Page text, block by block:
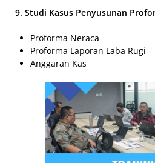
9. Studi Kasus Penyusunan
Proforma Neraca
Proforma Laporan Laba Rugi
Anggaran Kas